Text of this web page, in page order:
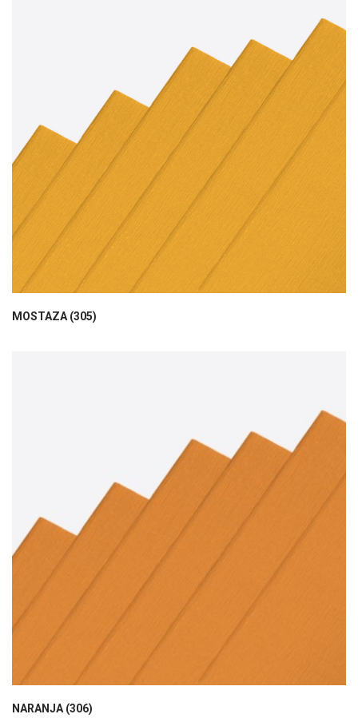
MOSTAZA (305)
NARANJA (306)